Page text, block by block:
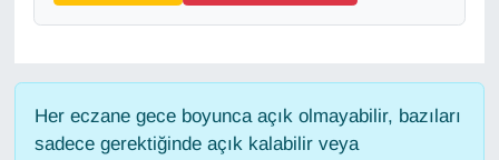
Her eczane gece boyunca açık olmayabilir, bazıları
sadece gerektiğinde açık kalabilir veya
Güncel
Gündem
Haber